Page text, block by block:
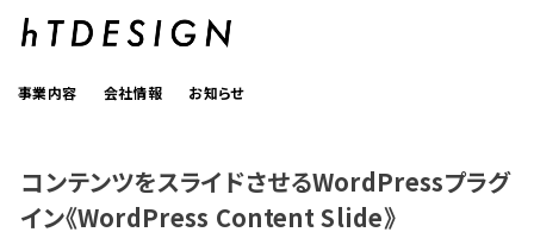
事業内容 会社情報 お知らせ
コンテンツをスライドさせるWordPressプラグ
イン《WordPress Content Slide》